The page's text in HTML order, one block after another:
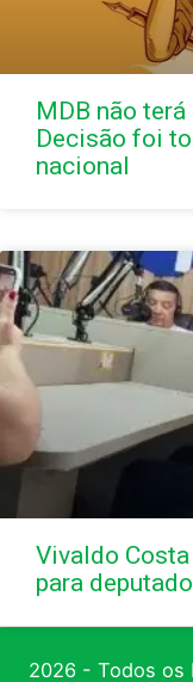
MDB não
Decisão foi
nacional
Vivaldo
para
2026 - Todos os